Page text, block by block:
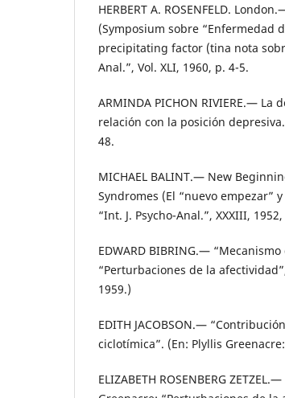
HERBERT A. ROSENFELD.
(Symposium sobre “Enfermedad
precipitating factor (tina nota
Anal.”, Vol. XLI, 1960, p. 4-5.
ARMINDA PICHON RIVIERE.—
relación con la posición
48.
MICHAEL BALINT.— New
Syndromes (El “nuevo empezar”
“Int. J. Psycho-Anal.”, XXXIII,
EDWARD BIBRING.—
“Perturbaciones de la
1959.)
EDITH JACOBSON.—
ciclotímica”. (En: Plyllis
ELIZABETH ROSENBERG